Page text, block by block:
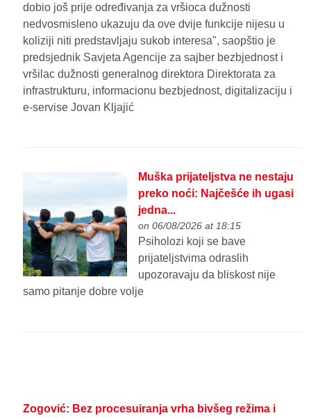
dobio još prije određivanja za vršioca dužnosti
nedvosmisleno ukazuju da ove dvije funkcije nijesu u
koliziji niti predstavljaju sukob interesa", saopštio je
predsjednik Savjeta Agencije za sajber bezbjednost i
vršilac dužnosti generalnog direktora Direktorata za
infrastrukturu, informacionu bezbjednost, digitalizaciju i
e-servise Jovan Kljajić
Muška prijateljstva ne nestaju
preko noći: Najčešće ih ugasi
jedna...
on 06/08/2026 at 18:15
Psiholozi koji se bave
prijateljstvima odraslih
upozoravaju da bliskost nije
samo pitanje dobre volje
Zogović: Bez procesuiranja vrha bivšeg režima i